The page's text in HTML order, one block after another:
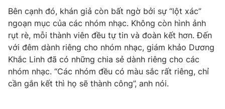
Thị trường
Tư vấn
Lịch phát sóng
Chuyên mục khác
Emagazine Podcast
Bên cạnh đó, khán giả còn bất ngờ bởi sự “lột xác”
ngoạn mục của các nhóm nhạc. Không còn hình ảnh
rụt rè, mỗi thành viên đều tự tin và đoàn kết hơn. Đến
với đêm dành riêng cho nhóm nhạc, giám khảo Dương
Khắc Linh đã có những chia sẻ dành riêng cho các
nhóm nhạc. “Các nhóm đều có màu sắc rất riêng, chỉ
cần gắn kết thì họ sẽ thành công”, anh nói.